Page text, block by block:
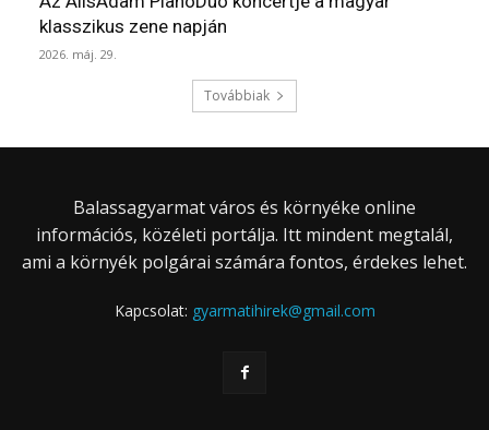
klasszikus zene napján
2026. máj. 29.
Továbbiak
Balassagyarmat város és környéke online
információs, közéleti portálja. Itt mindent megtalál,
ami a környék polgárai számára fontos, érdekes lehet.
Kapcsolat: gyarmatihirek@gmail.com